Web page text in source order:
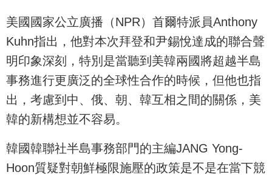
美國國家公立廣播（NPR）首爾特派員Anthony
Kuhn指出，他對本次拜登和尹錫悅達成的聯合聲
明印象深刻，特別是當聽到美韓兩國將超越半島
事務進行更廣泛的全球性合作的時候，但他也指
出，考慮到中、俄、朝、韓互相之間的關係，美
韓的新構想並不容易。
韓國韓聯社半島事務部門的主編JANG Yong-
Hoon質疑對朝鮮極限施壓的政策是不是在當下競